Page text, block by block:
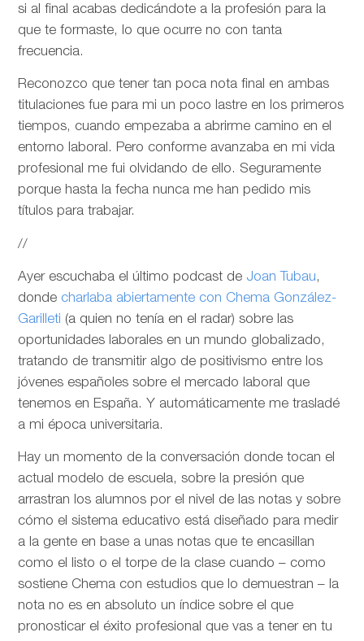
si al final acabas dedicándote a la profesión para la
que te formaste, lo que ocurre no con tanta
frecuencia.
Reconozco que tener tan poca nota final en ambas
titulaciones fue para mi un poco lastre en los primeros
tiempos, cuando empezaba a abrirme camino en el
entorno laboral. Pero conforme avanzaba en mi vida
profesional me fui olvidando de ello. Seguramente
porque hasta la fecha nunca me han pedido mis
títulos para trabajar.
//
Ayer escuchaba el último podcast de Joan Tubau,
donde charlaba abiertamente con Chema González-
Garilleti (a quien no tenía en el radar) sobre las
oportunidades laborales en un mundo globalizado,
tratando de transmitir algo de positivismo entre los
jóvenes españoles sobre el mercado laboral que
tenemos en España. Y automáticamente me trasladé
a mi época universitaria.
Hay un momento de la conversación donde tocan el
actual modelo de escuela, sobre la presión que
arrastran los alumnos por el nivel de las notas y sobre
cómo el sistema educativo está diseñado para medir
a la gente en base a unas notas que te encasillan
como el listo o el torpe de la clase cuando – como
sostiene Chema con estudios que lo demuestran – la
nota no es en absoluto un índice sobre el que
pronosticar el éxito profesional que vas a tener en tu